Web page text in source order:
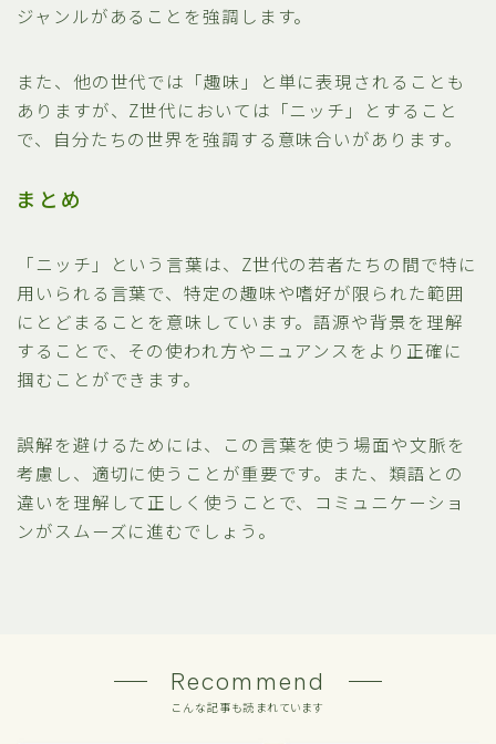
ジャンルがあることを強調します。
また、他の世代では「趣味」と単に表現されることも
ありますが、Z世代においては「ニッチ」とすること
で、自分たちの世界を強調する意味合いがあります。
まとめ
「ニッチ」という言葉は、Z世代の若者たちの間で特に
用いられる言葉で、特定の趣味や嗜好が限られた範囲
にとどまることを意味しています。語源や背景を理解
することで、その使われ方やニュアンスをより正確に
掴むことができます。
誤解を避けるためには、この言葉を使う場面や文脈を
考慮し、適切に使うことが重要です。また、類語との
違いを理解して正しく使うことで、コミュニケーショ
ンがスムーズに進むでしょう。
Recommend
こんな記事も読まれています